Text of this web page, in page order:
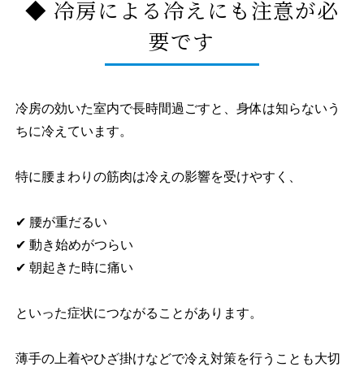
◆ 冷房による冷えにも注意が必
要です
冷房の効いた室内で長時間過ごすと、身体は知らないう
ちに冷えています。
特に腰まわりの筋肉は冷えの影響を受けやすく、
✔ 腰が重だるい
✔ 動き始めがつらい
✔ 朝起きた時に痛い
といった症状につながることがあります。
薄手の上着やひざ掛けなどで冷え対策を行うことも大切